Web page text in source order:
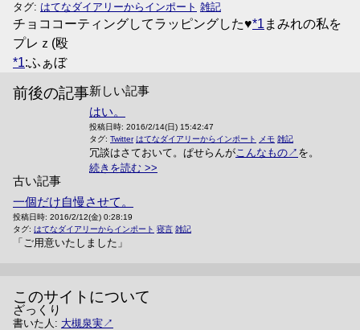
タグ: はてなダイアリーからインポート 雑記
チョココーティングしてラッピングした♥*1 まみれの私を
プレｚ(殴
*1:ふぁぼ
前後の記事新しい記事
はい。
投稿日時: 2016/2/14(日) 15:42:47
タグ: Twitter はてなダイアリーからインポート メモ 雑記
冗談はさておいて。ぱせらんがこんなもの
を。
続きを読む
古い記事
一個だけ自慢させて。
投稿日時: 2016/2/12(金) 0:28:19
タグ: はてなダイアリーからインポート 寝言 雑記
「ご用意いたしました」
このサイトについて
ざっくり
書いた人: 大槻泉実